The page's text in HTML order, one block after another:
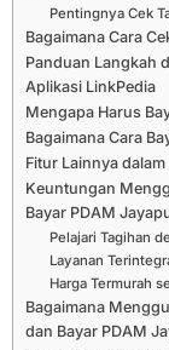
Pentingnya Cek
Bagaimana Cara
Panduan Langkah
Aplikasi LinkPedia
Mengapa Harus
Bagaimana Cara
Fitur Lainnya
Keuntungan
Bayar PDAM
Pelajari Tagihan
Layanan
Harga Termurah
Bagaimana
dan Bayar PDAM